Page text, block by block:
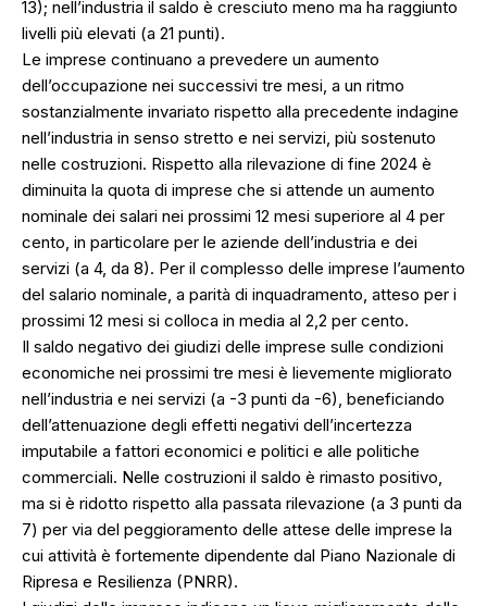
13); nell’industria il saldo è cresciuto meno ma ha raggiunto
livelli più elevati (a 21 punti).
Le imprese continuano a prevedere un aumento
dell’occupazione nei successivi tre mesi, a un ritmo
sostanzialmente invariato rispetto alla precedente indagine
nell’industria in senso stretto e nei servizi, più sostenuto
nelle costruzioni. Rispetto alla rilevazione di fine 2024 è
diminuita la quota di imprese che si attende un aumento
nominale dei salari nei prossimi 12 mesi superiore al 4 per
cento, in particolare per le aziende dell’industria e dei
servizi (a 4, da 8). Per il complesso delle imprese l’aumento
del salario nominale, a parità di inquadramento, atteso per i
prossimi 12 mesi si colloca in media al 2,2 per cento.
Il saldo negativo dei giudizi delle imprese sulle condizioni
economiche nei prossimi tre mesi è lievemente migliorato
nell’industria e nei servizi (a -3 punti da -6), beneficiando
dell’attenuazione degli effetti negativi dell’incertezza
imputabile a fattori economici e politici e alle politiche
commerciali. Nelle costruzioni il saldo è rimasto positivo,
ma si è ridotto rispetto alla passata rilevazione (a 3 punti da
7) per via del peggioramento delle attese delle imprese la
cui attività è fortemente dipendente dal Piano Nazionale di
Ripresa e Resilienza (PNRR).